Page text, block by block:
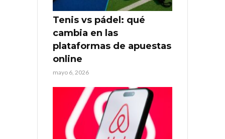
Tenis vs pádel: qué
cambia en las
plataformas de apuestas
online
mayo 6, 2026